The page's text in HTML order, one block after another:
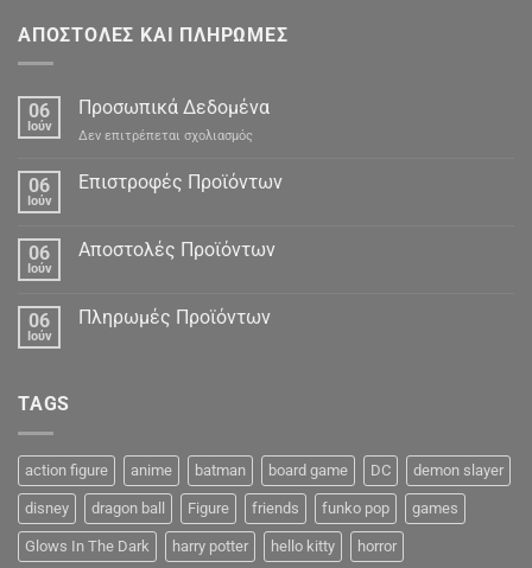
ΑΠΟΣΤΟΛΕΣ ΚΑΙ ΠΛΗΡΩΜΕΣ
06
Ιούν
Προσωπικά Δεδομένα
Δεν επιτρέπεται σχολιασμός
Δεδομένα
06
Ιούν
Επιστροφές Προϊόντων
06
Ιούν
Αποστολές Προϊόντων
06
Ιούν
Πληρωμές Προϊόντων
TAGS
action figure anime batman board game DC demon slayer
disney dragon ball Figure friends funko pop games
Glows In The Dark harry potter hello kitty horror